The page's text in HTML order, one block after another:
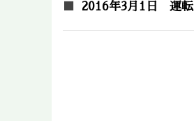
2016年3月1日 運転